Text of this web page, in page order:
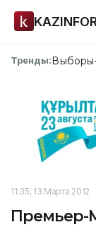
Тренды:
11:35, 13 Марта 2012
Премьер-